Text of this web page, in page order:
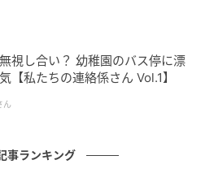
視し合い？ 幼稚園のバス停に漂
【私たちの連絡係さん Vol.1】
ん
事ランキング